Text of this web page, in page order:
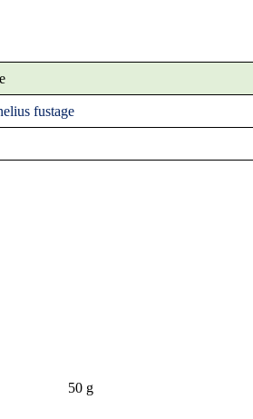
fustage
50 g